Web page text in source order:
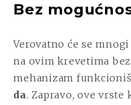
Bez
Verovatno će se
na ovim krevetima
mehanizam
da. Zapravo, ove vrste